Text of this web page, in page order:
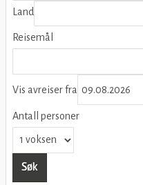
Land
Reisemål
Vis avreiser fra
Antall personer
Søk